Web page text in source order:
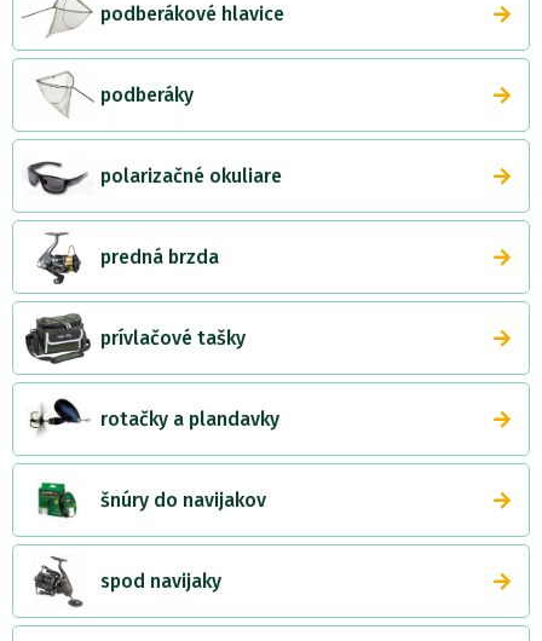
podberákové hlavice
podberáky
polarizačné okuliare
predná brzda
prívlačové tašky
rotačky a plandavky
šnúry do navijakov
spod navijaky